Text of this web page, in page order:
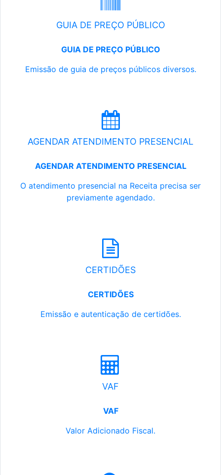
GUIA DE PREÇO PÚBLICO
GUIA DE PREÇO PÚBLICO
Emissão de guia de preços públicos diversos.
AGENDAR ATENDIMENTO PRESENCIAL
AGENDAR ATENDIMENTO PRESENCIAL
O atendimento presencial na Receita precisa ser
previamente agendado.
CERTIDÕES
CERTIDÕES
Emissão e autenticação de certidões.
VAF
VAF
Valor Adicionado Fiscal.